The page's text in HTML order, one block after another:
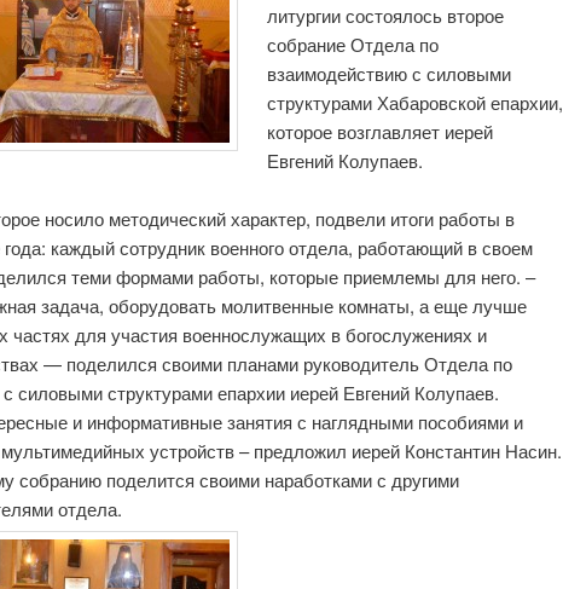
литургии состоялось второе
собрание Отдела по
взаимодействию с силовыми
структурами Хабаровской епархии,
которое возглавляет иерей
Евгений Колупаев.
носило методический характер, подвели итоги работы в
каждый сотрудник военного отдела, работающий в своем
теми формами работы, которые приемлемы для него. –
задача, оборудовать молитвенные комнаты, а еще лучше
частях для участия военнослужащих в богослужениях и
— поделился своими планами руководитель Отдела по
силовыми структурами епархии иерей Евгений Колупаев.
и информативные занятия с наглядными пособиями и
устройств – предложил иерей Константин Насин.
собранию поделится своими наработками с другими
отдела.